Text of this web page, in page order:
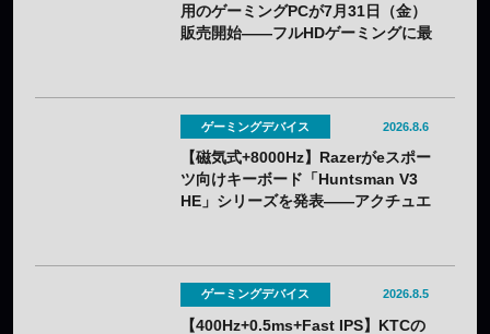
用のゲーミングPCが7月31日（金）
販売開始——フルHDゲーミングに最
ゲーミングデバイス 2026.8.6
【磁気式+8000Hz】Razerがeスポー
ツ向けキーボード「Huntsman V3
HE」シリーズを発表——アクチュエ
ゲーミングデバイス 2026.8.5
【400Hz+0.5ms+Fast IPS】KTCの